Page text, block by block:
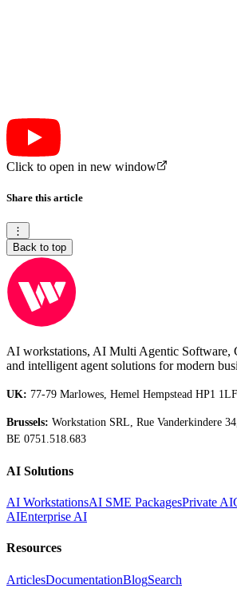
Click to open in new window
Share this article
⋮
Back to top
AI workstations, AI Multi Agentic Software,
and intelligent agent solutions for modern
UK: 77-79 Marlowes, Hemel Hempstead HP1 1LF
Brussels: Workstation SRL, Rue Vanderkindere
BE 0751.518.683
AI Solutions
AI WorkstationsAI SME PackagesPrivate AI
AIEnterprise AI
Resources
ArticlesDocumentationBlogSearch